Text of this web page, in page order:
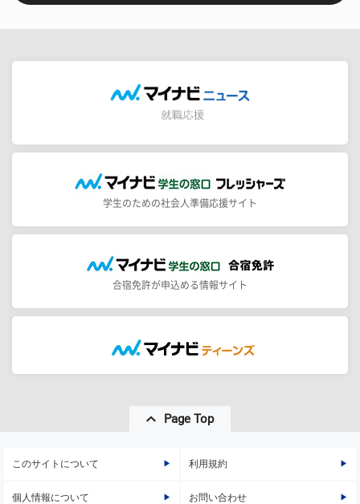
学生のための社会人準備応援サイト
合宿免許が申込める情報サイト
Page Top
このサイトについて 利用規約
個人情報について お問い合わせ